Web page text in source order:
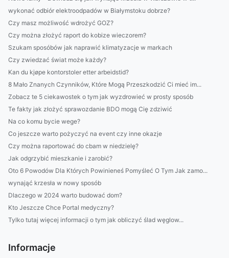
wykonać odbiór elektroodpadów w Białymstoku dobrze?
Czy masz możliwość wdrożyć GOZ?
Czy można złożyć raport do kobize wieczorem?
Szukam sposóbów jak naprawić klimatyzacje w markach
Czy zwiedzać świat może każdy?
Kan du kjøpe kontorstoler etter arbeidstid?
8 Mało Znanych Czynników, Które Mogą Przeszkodzić Ci mieć im...
Zobacz te 5 ciekawostek o tym jak wyzdrowieć w prosty sposób
Te fakty jak złożyć sprawozdanie BDO mogą Cię zdziwić
Na co komu bycie wege?
Co jeszcze warto pożyczyć na event czy inne okazje
Czy można raportować do cbam w niedzielę?
Jak odgrzybić mieszkanie i zarobić?
Oto 6 Powodów Dla Których Powinieneś Pomyśleć O Tym Jak zamo...
wynająć krzesła w nowy sposób
Dlaczego w 2024 warto budować dom?
Kto Jeszcze Chce Portal medyczny?
Tylko tutaj więcej informacji o tym jak obliczyć ślad węglow...
Informacje